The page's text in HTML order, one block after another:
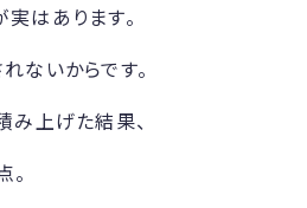
はあります。
ないからです。
み上げた結果、
。